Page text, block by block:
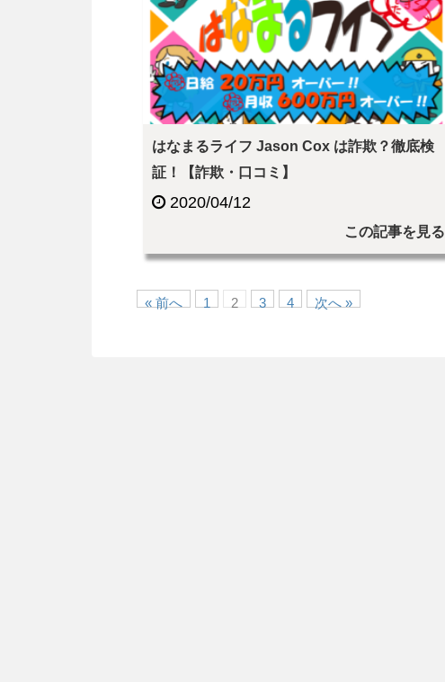
はなまるライフ Jason Cox は詐欺？徹底検
証！【詐欺・口コミ】
2020/04/12
この記事を見る
« 前へ 1 2 3 4 次へ »